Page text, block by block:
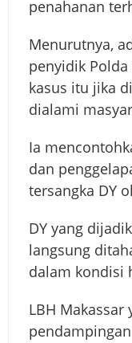
penahanan
Menurutnya,
penyidik
kasus itu jika
dialami
Ia
dan
tersangka DY
DY yang
langsung
dalam kondisi
LBH Makassar